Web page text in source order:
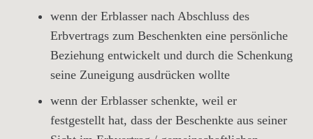
wenn der Erblasser nach Abschluss des
Erbvertrags zum Beschenkten eine persönliche
Beziehung entwickelt und durch die Schenkung
seine Zuneigung ausdrücken wollte
wenn der Erblasser schenkte, weil er
festgestellt hat, dass der Beschenkte aus seiner